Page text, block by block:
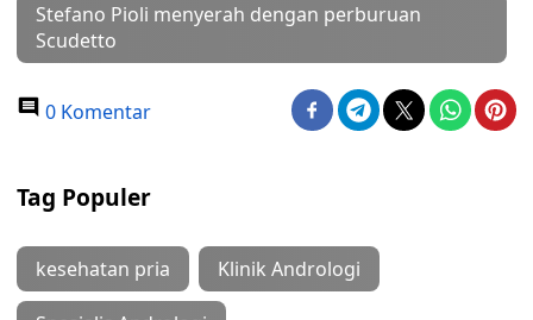
Stefano Pioli menyerah dengan perburuan
Scudetto
0 Komentar
Tag Populer
kesehatan pria Klinik Andrologi